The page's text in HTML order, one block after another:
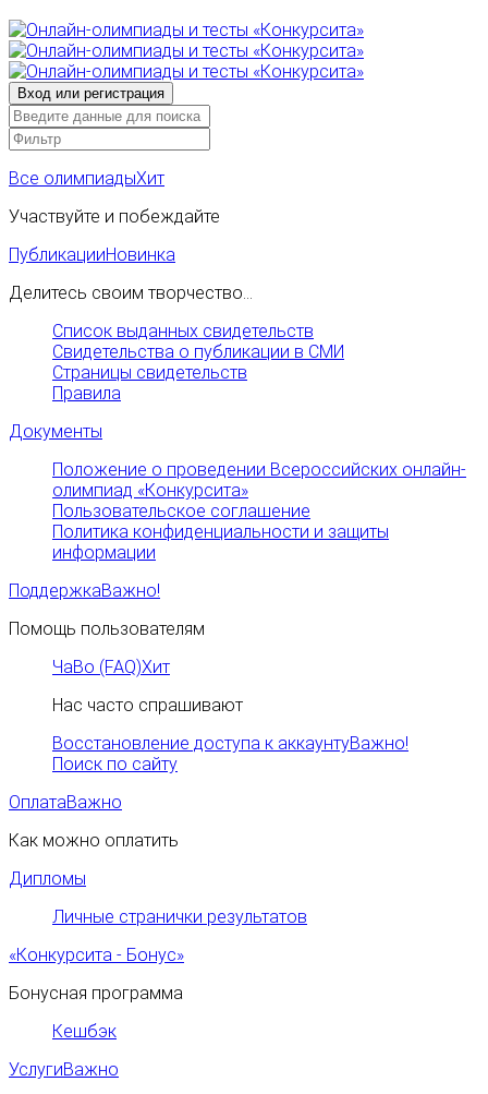
Все олимпиадыХит
Участвуйте и побеждайте
ПубликацииНовинка
Делитесь своим творчество...
Список выданных свидетельств
Свидетельства о публикации в СМИ
Страницы свидетельств
Правила
Документы
Положение о проведении Всероссийских онлайн-
олимпиад «Конкурсита»
Пользовательское соглашение
Политика конфиденциальности и защиты
информации
ПоддержкаВажно!
Помощь пользователям
ЧаВо (FAQ)Хит
Нас часто спрашивают
Восстановление доступа к аккаунтуВажно!
Поиск по сайту
ОплатаВажно
Как можно оплатить
Дипломы
Личные странички результатов
«Конкурсита - Бонус»
Бонусная программа
Кешбэк
УслугиВажно